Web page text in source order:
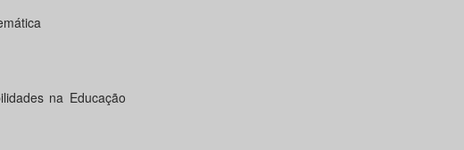
na Educação